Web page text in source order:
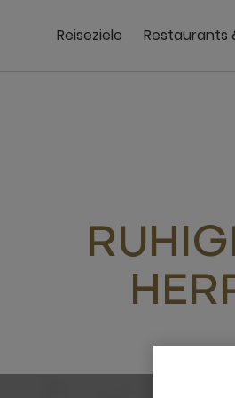
Reiseziele Restaurants